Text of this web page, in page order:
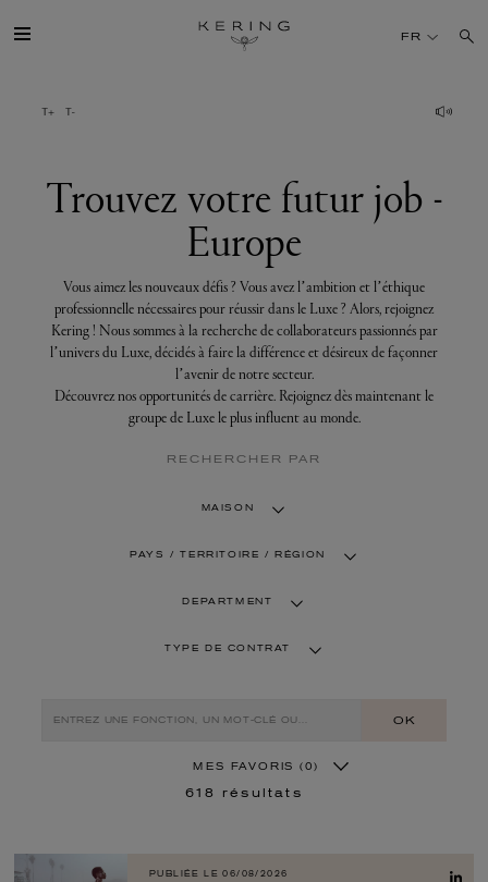
votre
futur
DÉV. DURABLE
FINANCE
PRESSE
FR
Trouvez votre futur job -
Europe
Vous aimez les nouveaux défis ? Vous avez l’ambition et l’éthique
professionnelle nécessaires pour réussir dans le Luxe ? Alors, rejoignez
Kering ! Nous sommes à la recherche de collaborateurs passionnés par
l’univers du Luxe, décidés à faire la différence et désireux de façonner
l’avenir de notre secteur.
Découvrez nos opportunités de carrière. Rejoignez dès maintenant le
groupe de Luxe le plus influent au monde.
RECHERCHER PAR
MAISON
PAYS / TERRITOIRE / RÉGION
DEPARTMENT
TYPE DE CONTRAT
OK
MES FAVORIS (0)
618 résultats
PUBLIÉE LE 06/08/2026